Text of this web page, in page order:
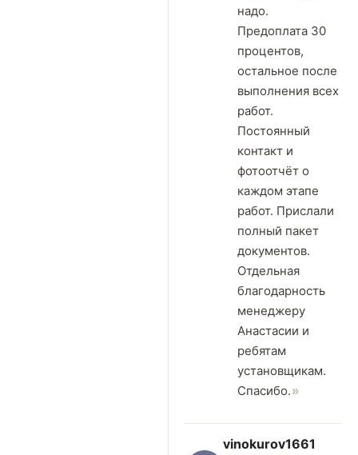
надо.
Предоплата 30
процентов,
остальное после
выполнения всех
работ.
Постоянный
контакт и
фотоотчёт о
каждом этапе
работ. Прислали
полный пакет
документов.
Отдельная
благодарность
менеджеру
Анастасии и
ребятам
установщикам.
Спасибо.
vinokurov1661